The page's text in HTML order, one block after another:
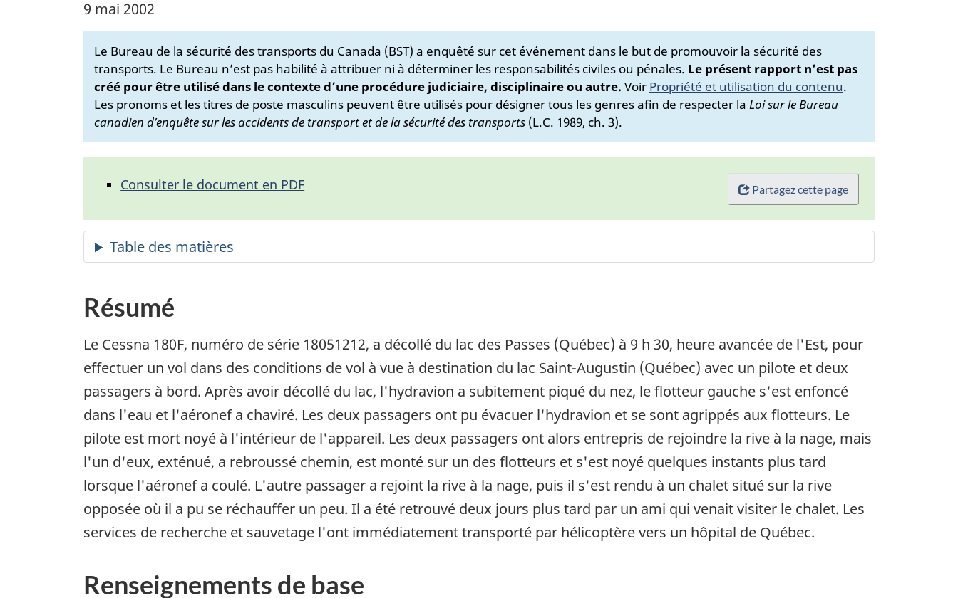
9 mai 2002
Le Bureau de la sécurité des transports du Canada (BST) a enquêté sur cet événement dans le but de promouvoir la sécurité des
transports. Le Bureau n’est pas habilité à attribuer ni à déterminer les responsabilités civiles ou pénales. Le présent rapport n’est pas
créé pour être utilisé dans le contexte d’une procédure judiciaire, disciplinaire ou autre. Voir Propriété et utilisation du contenu.
Les pronoms et les titres de poste masculins peuvent être utilisés pour désigner tous les genres afin de respecter la Loi sur le Bureau
canadien d’enquête sur les accidents de transport et de la sécurité des transports (L.C. 1989, ch. 3).
Partagez cette page
Consulter le document en PDF
Résumé
Le Cessna 180F, numéro de série 18051212, a décollé du lac des Passes (Québec) à 9 h 30, heure avancée de l'Est, pour
effectuer un vol dans des conditions de vol à vue à destination du lac Saint-Augustin (Québec) avec un pilote et deux
passagers à bord. Après avoir décollé du lac, l'hydravion a subitement piqué du nez, le flotteur gauche s'est enfoncé
dans l'eau et l'aéronef a chaviré. Les deux passagers ont pu évacuer l'hydravion et se sont agrippés aux flotteurs. Le
pilote est mort noyé à l'intérieur de l'appareil. Les deux passagers ont alors entrepris de rejoindre la rive à la nage, mais
l'un d'eux, exténué, a rebroussé chemin, est monté sur un des flotteurs et s'est noyé quelques instants plus tard
lorsque l'aéronef a coulé. L'autre passager a rejoint la rive à la nage, puis il s'est rendu à un chalet situé sur la rive
opposée où il a pu se réchauffer un peu. Il a été retrouvé deux jours plus tard par un ami qui venait visiter le chalet. Les
services de recherche et sauvetage l'ont immédiatement transporté par hélicoptère vers un hôpital de Québec.
Renseignements de base